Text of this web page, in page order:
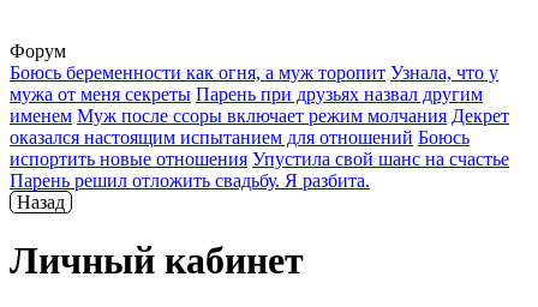
Форум
Боюсь беременности как огня, а муж торопит Узнала, что у
мужа от меня секреты Парень при друзьях назвал другим
именем Муж после ссоры включает режим молчания Декрет
оказался настоящим испытанием для отношений Боюсь
испортить новые отношения Упустила свой шанс на счастье
Парень решил отложить свадьбу. Я разбита.
Назад
Личный кабинет